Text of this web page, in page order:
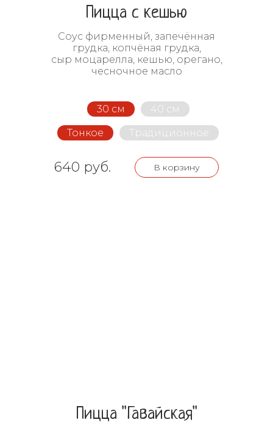
Пицца с кешью
Соус фирменный, запечённая
грудка, копчёная грудка,
сыр моцарелла, кешью, орегано,
чесночное масло
30 см 40 см
Тонкое Традиционное
640 руб. В корзину
Пицца "Гавайская"